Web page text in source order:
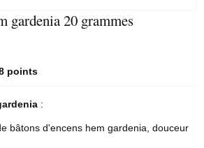
gardenia 20 grammes
points
:
bâtons d'encens hem gardenia, douceur